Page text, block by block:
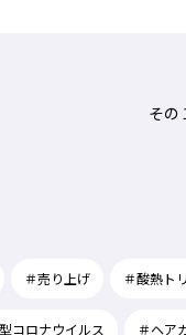
その
＃売り上げ ＃酸熱ト
コロナウイルス ＃ヘア